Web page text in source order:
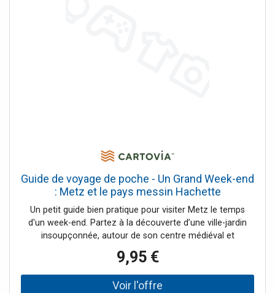
Guide de voyage de poche - Un Grand Week-end
: Metz et le pays messin Hachette
Un petit guide bien pratique pour visiter Metz le temps
d'un week-end. Partez à la découverte d’une ville-jardin
insoupçonnée, autour de son centre médiéval et
piétonnier : • Une nouvelle présentation, claire, moderne et
encore plus pratique. Les carnets d’adresses sont placés à
la suite de chaque visite, pour les repérer rapidement. •
Tout ce qu’il faut voir, quartier par quartier, tous nos
9,95 €